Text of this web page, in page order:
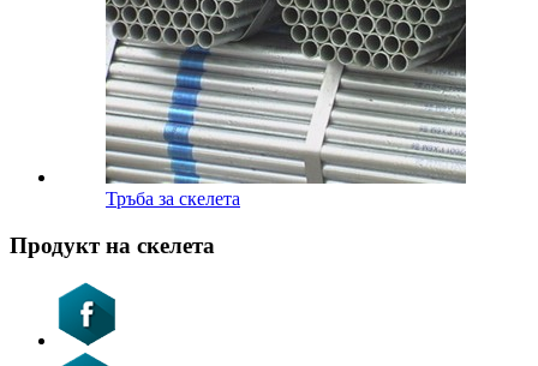
Тръба за скелета
Продукт на скелета